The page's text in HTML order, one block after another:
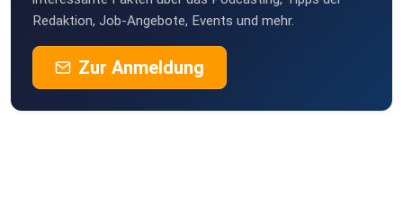
Redaktion, Job-Angebote, Events und mehr.
Zur Anmeldung